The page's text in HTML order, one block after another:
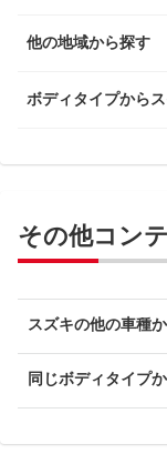
他の地域から探す
ボディタイプから
その他コン
スズキの他の車種
同じボディタイプ